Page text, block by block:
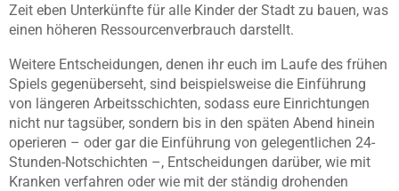
Zeit eben Unterkünfte für alle Kinder der Stadt zu bauen, was
einen höheren Ressourcenverbrauch darstellt.
Weitere Entscheidungen, denen ihr euch im Laufe des frühen
Spiels gegenüberseht, sind beispielsweise die Einführung
von längeren Arbeitsschichten, sodass eure Einrichtungen
nicht nur tagsüber, sondern bis in den späten Abend hinein
operieren – oder gar die Einführung von gelegentlichen 24-
Stunden-Notschichten –, Entscheidungen darüber, wie mit
Kranken verfahren oder wie mit der ständig drohenden